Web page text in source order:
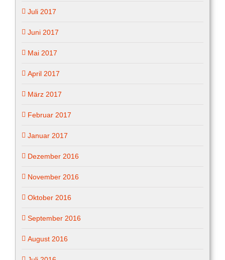
Juli 2017
Juni 2017
Mai 2017
April 2017
März 2017
Februar 2017
Januar 2017
Dezember 2016
November 2016
Oktober 2016
September 2016
August 2016